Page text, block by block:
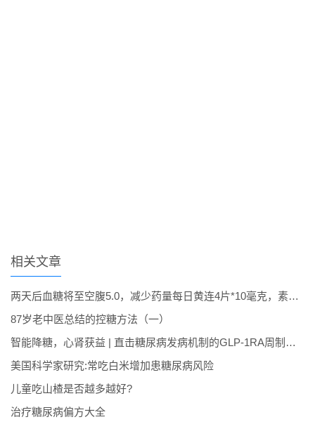
相关文章
两天后血糖将至空腹5.0，减少药量每日黄连4片*10毫克，素谷维3片*10毫克，六味地黄丸.
87岁老中医总结的控糖方法（一）
智能降糖，心肾获益 | 直击糖尿病发病机制的GLP-1RA周制剂！
美国科学家研究:常吃白米增加患糖尿病风险
儿童吃山楂是否越多越好?
治疗糖尿病偏方大全